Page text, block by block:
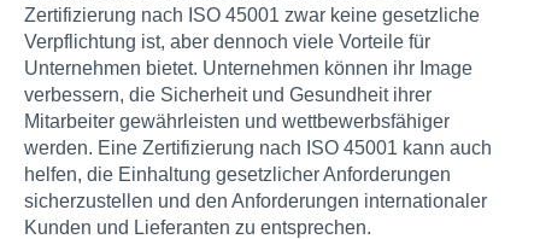
Zertifizierung nach ISO 45001 zwar keine gesetzliche
Verpflichtung ist, aber dennoch viele Vorteile für
Unternehmen bietet. Unternehmen können ihr Image
verbessern, die Sicherheit und Gesundheit ihrer
Mitarbeiter gewährleisten und wettbewerbsfähiger
werden. Eine Zertifizierung nach ISO 45001 kann auch
helfen, die Einhaltung gesetzlicher Anforderungen
sicherzustellen und den Anforderungen internationaler
Kunden und Lieferanten zu entsprechen.